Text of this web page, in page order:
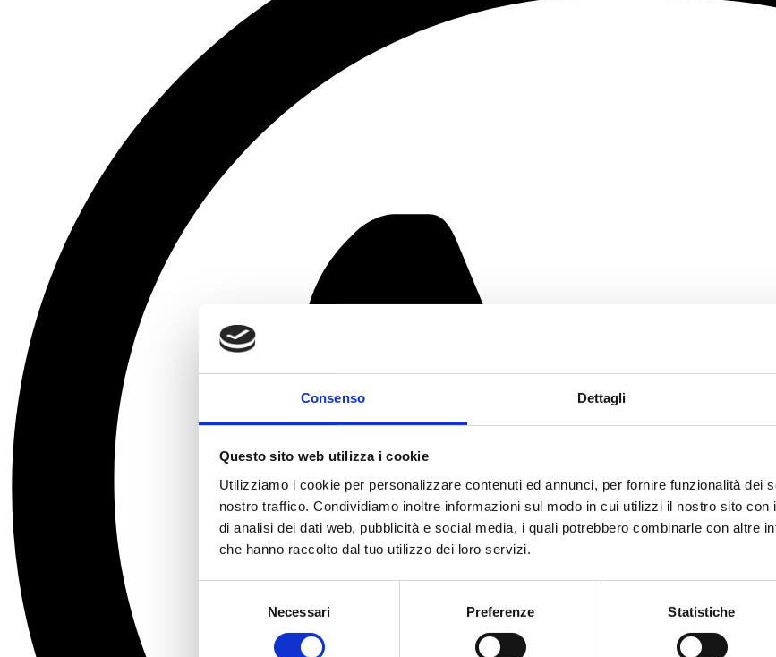
Consenso Dettagli
Questo sito web utilizza i cookie
Utilizziamo i cookie per personalizzare contenuti ed annunci, per fornire funzionalità dei
nostro traffico. Condividiamo inoltre informazioni sul modo in cui utilizzi il nostro sito
di analisi dei dati web, pubblicità e social media, i quali potrebbero combinarle con altre
che hanno raccolto dal tuo utilizzo dei loro servizi.
Necessari Preferenze Statistiche